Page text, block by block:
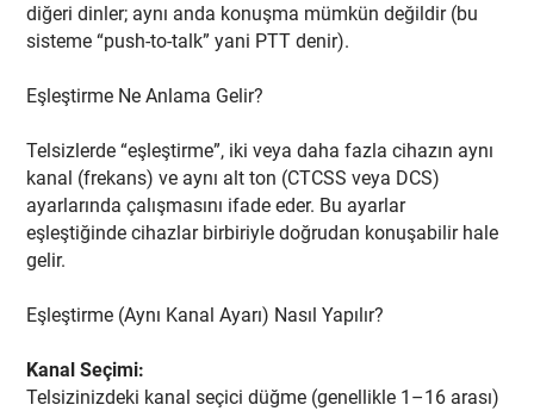
diğeri dinler; aynı anda konuşma mümkün değildir (bu
sisteme “push-to-talk” yani PTT denir).
Eşleştirme Ne Anlama Gelir?
Telsizlerde “eşleştirme”, iki veya daha fazla cihazın aynı
kanal (frekans) ve aynı alt ton (CTCSS veya DCS)
ayarlarında çalışmasını ifade eder. Bu ayarlar
eşleştiğinde cihazlar birbiriyle doğrudan konuşabilir hale
gelir.
Eşleştirme (Aynı Kanal Ayarı) Nasıl Yapılır?
Kanal Seçimi:
Telsizinizdeki kanal seçici düğme (genellikle 1–16 arası)